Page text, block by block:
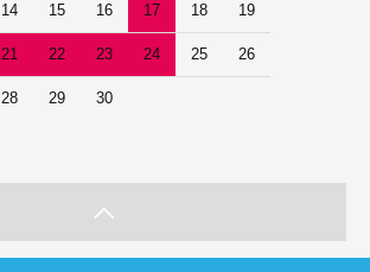
14 15 16 17 18 19
21 22 23 24 25 26
28 29 30